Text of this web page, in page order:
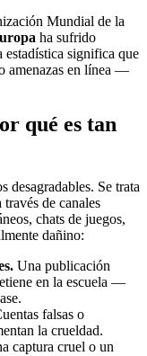
Mundial de la
ha sufrido
estadística significa que
amenazas en línea —
qué es tan
desagradables. Se trata
de canales
chats de juegos,
dañino:
Una publicación
en la escuela —
falsas o
la crueldad.
captura cruel o un